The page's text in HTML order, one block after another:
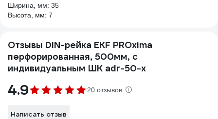
Ширина, мм: 35
Высота, мм: 7
Отзывы DIN-рейка EKF PROxima
перфорированная, 500мм, с
индивидуальным ШК adr-50-x
4.9 20 отзывов
Написать отзыв